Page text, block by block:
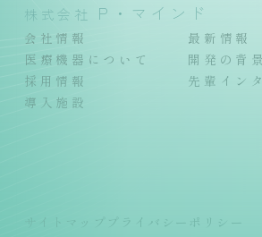
株式会社 P・マインド
会社情報
最新情報
医療機器について
開発の背景
採用情報
先輩イン
導入施設
サイトマップ プライバシーポリシー